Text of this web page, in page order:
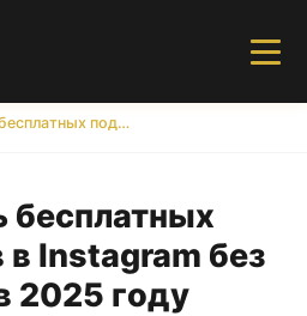
Как получить бесплатных подписчиков в Instagram без блокировки в 2025 году
бесплатных
Instagram без
2025 году